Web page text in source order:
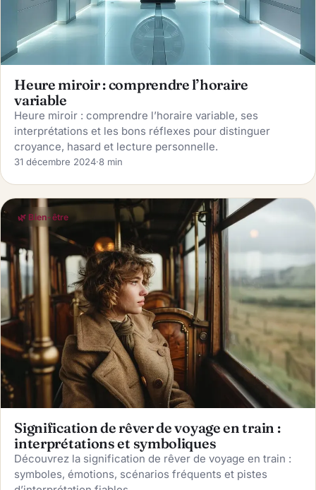
Heure miroir : comprendre l’horaire
variable
Heure miroir : comprendre l’horaire variable, ses
interprétations et les bons réflexes pour distinguer
croyance, hasard et lecture personnelle.
31 décembre 2024·8 min
🌿 Bien-être
Signification de rêver de voyage en train :
interprétations et symboliques
Découvrez la signification de rêver de voyage en train :
symboles, émotions, scénarios fréquents et pistes